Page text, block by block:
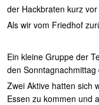
der Hackbraten kurz
Als wir vom Friedhof
Ein kleine Gruppe der
den
Zwei Aktive hatten sich
Essen zu kommen und